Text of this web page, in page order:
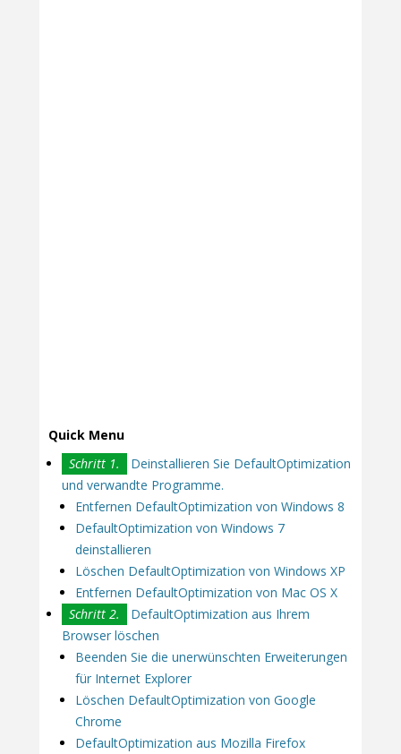
Quick Menu
Schritt 1.
Deinstallieren Sie DefaultOptimization
und verwandte Programme.
Entfernen DefaultOptimization von Windows 8
DefaultOptimization von Windows 7
deinstallieren
Löschen DefaultOptimization von Windows XP
Entfernen DefaultOptimization von Mac OS X
Schritt 2.
DefaultOptimization aus Ihrem
Browser löschen
Beenden Sie die unerwünschten Erweiterungen
für Internet Explorer
Löschen DefaultOptimization von Google
Chrome
DefaultOptimization aus Mozilla Firefox